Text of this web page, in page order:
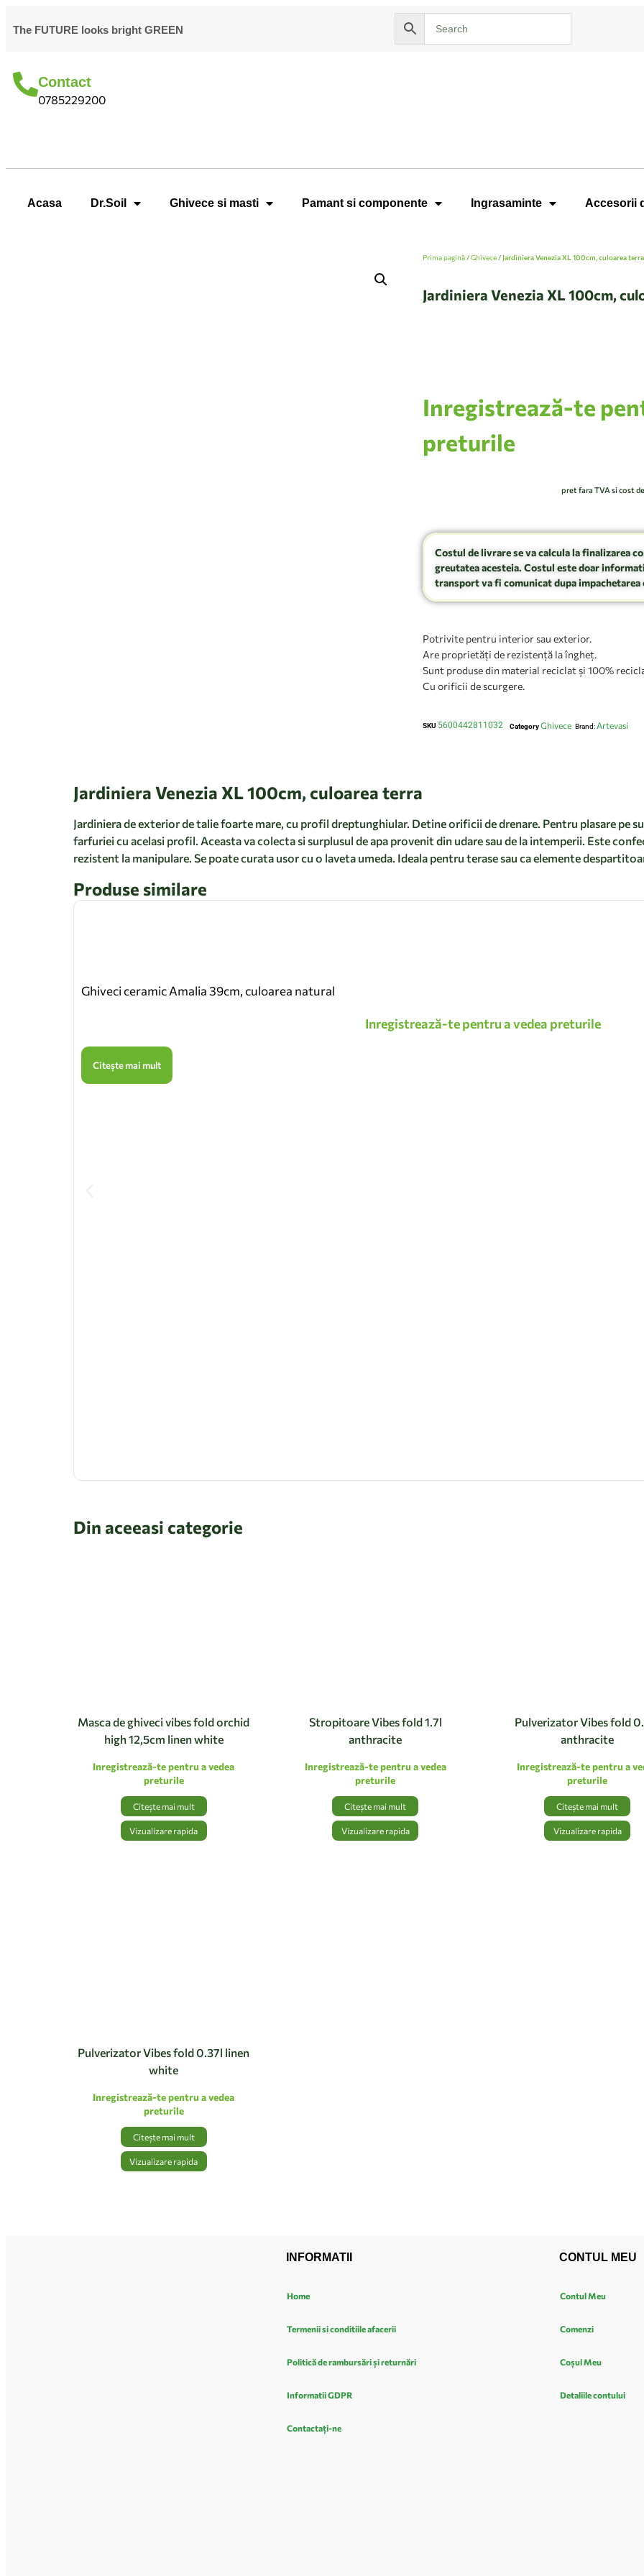
The FUTURE looks bright GREEN
Contact
0785229200
Acasa Dr.Soil Ghivece si masti Pamant si componente Ingrasaminte Accesorii
Prima pagină/Ghivece/ Jardiniera Venezia XL 100cm, culoarea terra
Jardiniera Venezia XL 100cm,
Inregistrează-te
preturile
pret fara TVA si cost
Costul de livrare se va calcula la finalizarea
greutatea acesteia. Costul este doar
transport va fi comunicat dupa impachetarea
Potrivite pentru interior sau exterior.
Are proprietăți de rezistență la îngheț.
Sunt produse din material reciclat și 100%
Cu orificii de scurgere.
SKU 5600442811032 CategoryGhivece Brand: Artevasi
Jardiniera Venezia XL 100cm, culoarea terra
Jardiniera de exterior de talie foarte mare, cu profil dreptunghiular. Detine orificii de drenare. Pentru plasare pe
farfuriei cu acelasi profil. Aceasta va colecta si surplusul de apa provenit din udare sau de la intemperii. Este
rezistent la manipulare. Se poate curata usor cu o laveta umeda. Ideala pentru terase sau ca elemente
Produse similare
Ghiveci ceramic Amalia 39cm, culoarea natural
Inregistrează-te pentru a vedea preturile
Citește mai mult
Din aceeasi categorie
Masca de ghiveci vibes fold orchid
high 12,5cm linen white
Inregistrează-te pentru a vedea
preturile
Citește mai mult
Vizualizare rapida
Stropitoare Vibes fold 1.7l
anthracite
Inregistrează-te pentru a vedea
preturile
Citește mai mult
Vizualizare rapida
Pulverizator Vibes fold
anthracite
Inregistrează-te pentru a
preturile
Citește mai mult
Vizualizare rapida
Pulverizator Vibes fold 0.37l linen
white
Inregistrează-te pentru a vedea
preturile
Citește mai mult
Vizualizare rapida
INFORMATII
Home
Termenii si conditiile afacerii
Politică de rambursări și returnări
Informatii GDPR
Contactați-ne
CONTUL MEU
Contul Meu
Comenzi
Coșul Meu
Detaliile contului